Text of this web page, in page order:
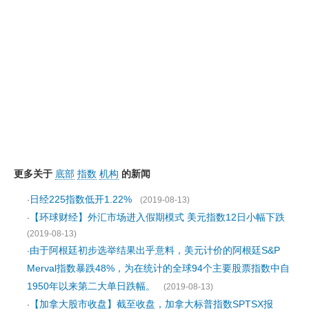
更多关于 底部 指数 机构 的新闻
· 日经225指数低开1.22%
(2019-08-13)
·
【环球财经】外汇市场进入假期模式 美元指数12日小幅下跌
(2019-08-13)
·由于阿根廷初步选举结果出乎意料，美元计价的阿根廷S&P
Merval指数暴跌48%，为在统计的全球94个主要股票指数中自
1950年以来第二大单日跌幅。
(2019-08-13)
·
【加拿大股市收盘】截至收盘，加拿大标普指数SPTSX报